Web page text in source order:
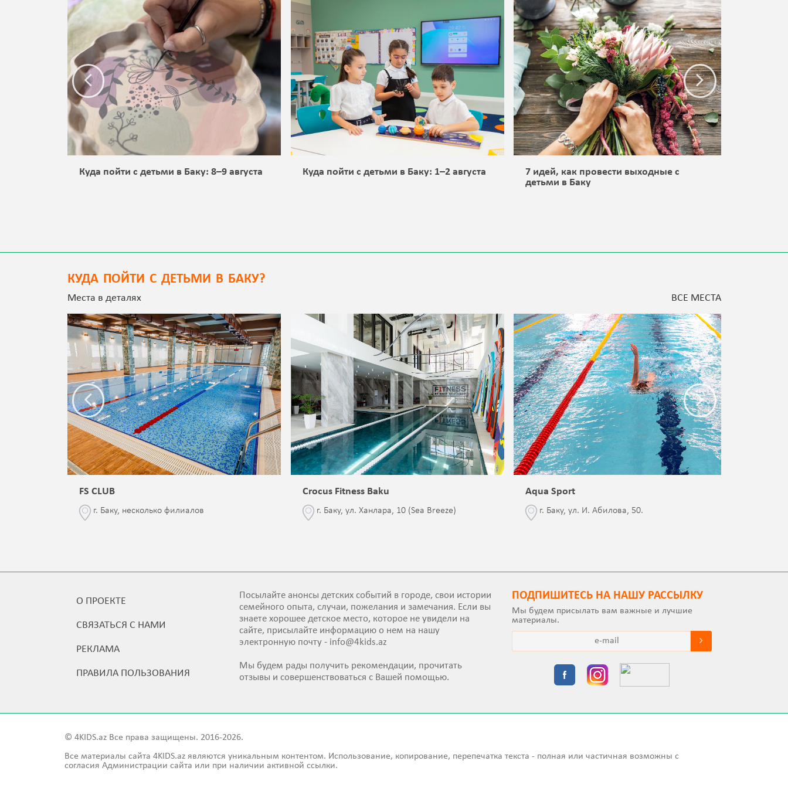
Куда пойти с детьми в Баку: 8–9 августа Куда пойти с детьми в Баку: 1–2 августа
7 идей, как провести выходные с
детьми в Баку
КУДА ПОЙТИ С ДЕТЬМИ В БАКУ?
Места в деталях ВСЕ МЕСТА
FS CLUB
г. Баку, несколько филиалов
Crocus Fitness Baku
г. Баку, ул. Ханлара, 10 (Sea Breeze)
Aqua Sport
г. Баку, ул. И. Абилова, 50.
О ПРОЕКТЕ
СВЯЗАТЬСЯ С НАМИ
РЕКЛАМА
ПРАВИЛА ПОЛЬЗОВАНИЯ
Посылайте анонсы детских событий в городе, свои истории
семейного опыта, случаи, пожелания и замечания. Если вы
знаете хорошее детское место, которое не увидели на
сайте, присылайте информацию о нем на нашу
электронную почту - info@4kids.az
Мы будем рады получить рекомендации, прочитать
отзывы и совершенствоваться с Вашей помощью.
ПОДПИШИТEСЬ НА НАШУ РАССЫЛКУ
Мы будем присылать вам важные и лучшие
материалы.
© 4KIDS.az Все права защищены. 2016-2026.
Все материалы сайта 4KIDS.az являются уникальным контентом. Использование, копирование, перепечатка текста - полная или частичная возможны с
согласия Администрации сайта или при наличии активной ссылки.